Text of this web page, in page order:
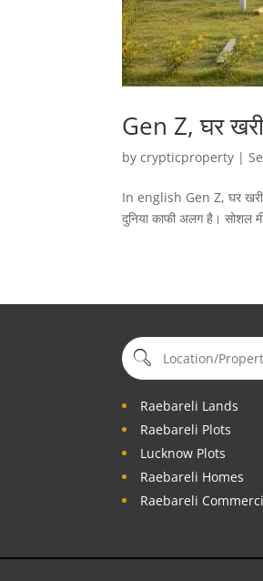
Gen Z, घर
bycrypticproperty |
In english Gen Z, घर
दुनिया काफी अलग है। सोशल
Raebareli Lands
Raebareli Plots
Lucknow Plots
Raebareli Homes
Raebareli